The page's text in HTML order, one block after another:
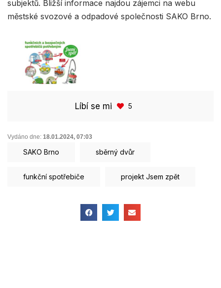
subjektů. Bližší informace najdou zájemci na webu
městské svozové a odpadové společnosti SAKO Brno.
Líbí se mi 5
Vydáno dne: 18.01.2024, 07:03
SAKO Brno sběrný dvůr
funkční spotřebiče projekt Jsem zpět